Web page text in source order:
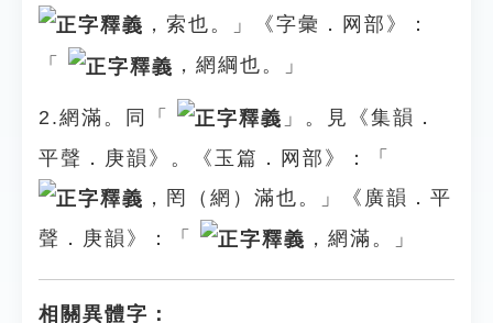
，索也。」《字彙．网部》：
「
，網綱也。」
2.網滿。同「
」。見《集韻．
平聲．庚韻》。《玉篇．网部》：「
，罔（網）滿也。」《廣韻．平
聲．庚韻》：「
，網滿。」
相關異體字：